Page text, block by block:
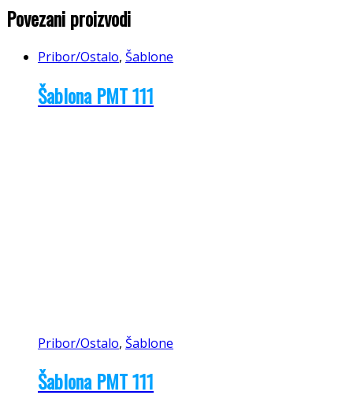
Povezani proizvodi
Pribor/Ostalo, Šablone
Šablona PMT 111
Pribor/Ostalo, Šablone
Šablona PMT 111